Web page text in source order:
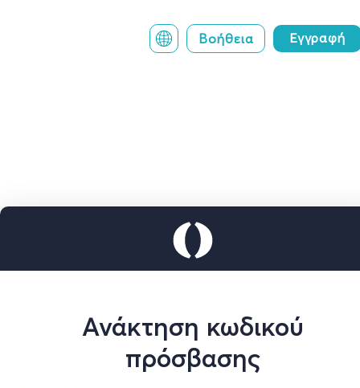
Ανάκτηση κωδικού
πρόσβασης